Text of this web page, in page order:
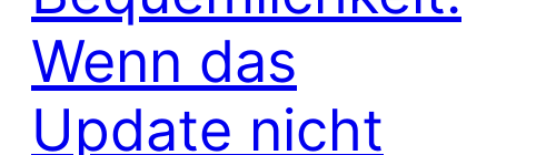
Wenn das
Update nicht